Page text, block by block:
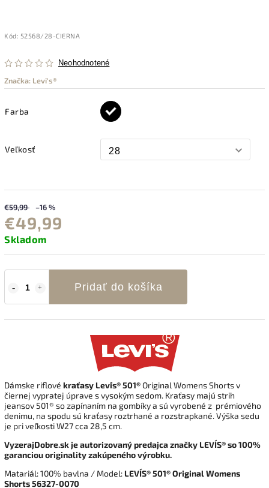
Kód: 52568/28-CIERNA
Neohodnotené
Značka: Levi's®
Farba
Veľkosť
€59,99 –16 %
€49,99
Skladom
Pridať do košíka
Dámske riflové kraťasy Levi´s® 501®Original Womens Shorts v
čiernej vypratej úprave s vysokýmsedom. Kraťasy majú strih
jeansov 501® so zapínaním na gombíky a sú vyrobené z prémiového
denimu, na spodu sú kraťasy roztrhané a rozstrapkané. Výška sedu
je pri veľkosti W27 cca 28,5 cm.
VyzerajDobre.sk je autorizovaný predajca značky LEVI´S® so 100%
garanciou originality zakúpeného výrobku.
Matariál: 100% bavlna / Model: LEVI´S® 501® Original Womens
Shorts 56327-0070